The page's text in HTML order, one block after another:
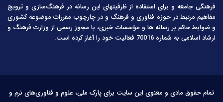
فرهنگی جامعه و برای استفاده از ظرفیتهای این رسانه در فرهنگ‌سازی و ترویج
مفاهیم مرتبط در حوزه فناوری و فرهنگ و در چارچوب مقررات موضوعه کشوری
و ضوابط حاکم بر رسانه ها و مؤسسات خبری، با مجوز رسمی از وزارت فرهنگ و
ارشاد اسلامی به شماره 70016 فعالیت خود را آغاز کرده است.
تمام حقوق مادی و معنوی این سایت برای پارک ملی، علوم و فناوری‌های نرم و